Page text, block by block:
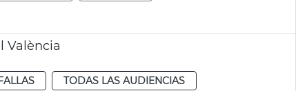
València
TODAS LAS AUDIENCIAS